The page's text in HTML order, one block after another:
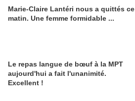
Marie-Claire Lantéri nous a quittés ce
matin. Une femme formidable ...
Le repas langue de bœuf à la MPT
aujourd'hui a fait l'unanimité.
Excellent !